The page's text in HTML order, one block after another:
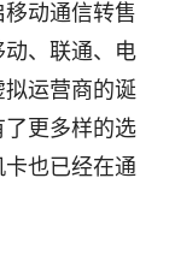
动通信转售
、联通、电
运营商的诞
更多样的选
也已经在通